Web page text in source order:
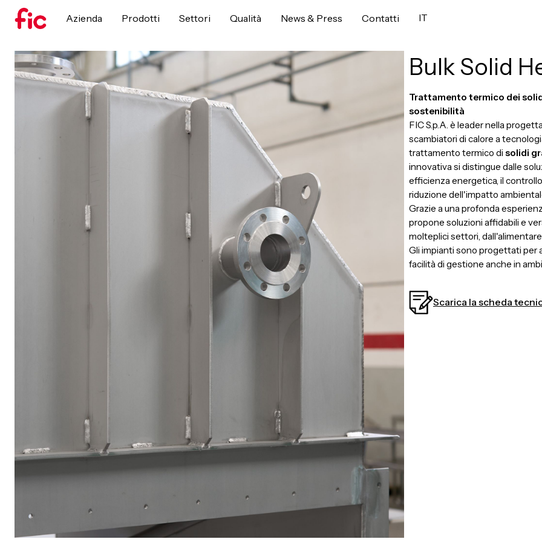
Azienda Prodotti Settori Qualità News & Press Contatti IT
Bulk Solid
Trattamento termico dei
sostenibilità
FIC S.p.A. è leader nella
scambiatori di calore a
trattamento termico di solidi
innovativa si distingue dalle
efficienza energetica, il
riduzione dell'impatto
Grazie a una profonda
propone soluzioni affidabili e
molteplici settori,
Gli impianti sono progettati per
facilità di gestione anche in
Scarica la scheda